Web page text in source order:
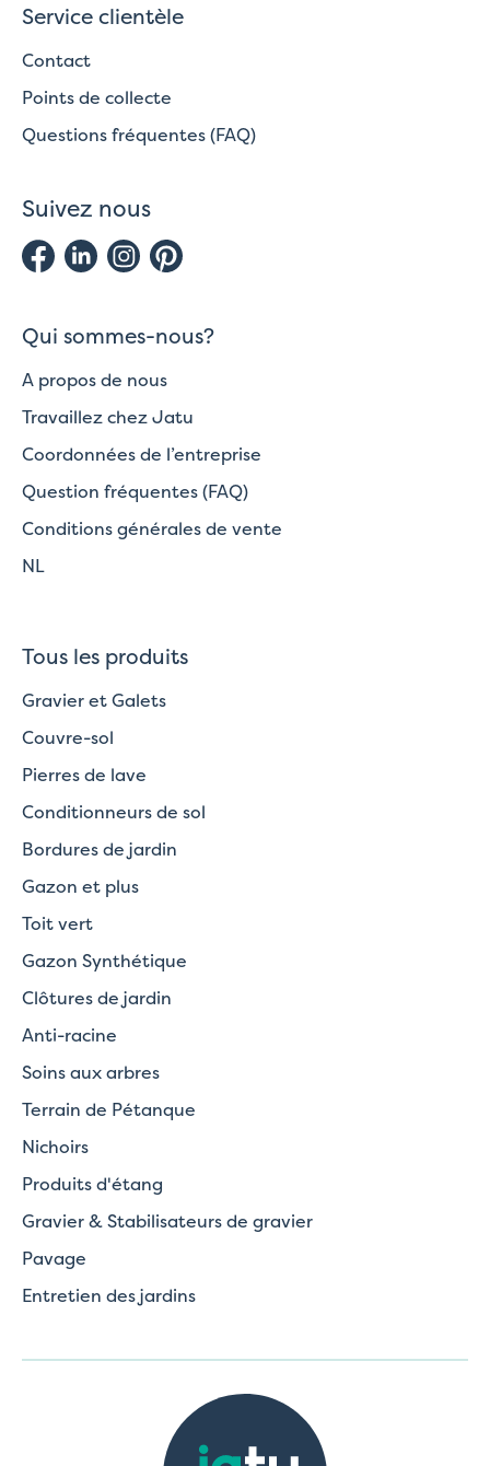
Service clientèle
Contact
Points de collecte
Questions fréquentes (FAQ)
Suivez nous
Qui sommes-nous?
A propos de nous
Travaillez chez Jatu
Coordonnées de l’entreprise
Question fréquentes (FAQ)
Conditions générales de vente
NL
Tous les produits
Gravier et Galets
Couvre-sol
Pierres de lave
Conditionneurs de sol
Bordures de jardin
Gazon et plus
Toit vert
Gazon Synthétique
Clôtures de jardin
Anti-racine
Soins aux arbres
Terrain de Pétanque
Nichoirs
Produits d'étang
Gravier & Stabilisateurs de gravier
Pavage
Entretien des jardins